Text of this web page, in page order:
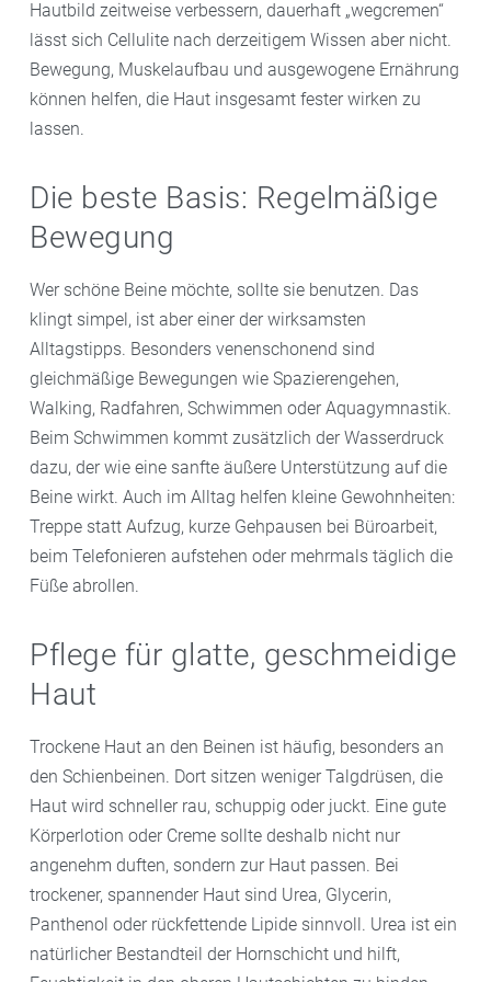
Hautbild zeitweise verbessern, dauerhaft „wegcremen“
lässt sich Cellulite nach derzeitigem Wissen aber nicht.
Bewegung, Muskelaufbau und ausgewogene Ernährung
können helfen, die Haut insgesamt fester wirken zu
lassen.
Die beste Basis: Regelmäßige
Bewegung
Wer schöne Beine möchte, sollte sie benutzen. Das
klingt simpel, ist aber einer der wirksamsten
Alltagstipps. Besonders venenschonend sind
gleichmäßige Bewegungen wie Spazierengehen,
Walking, Radfahren, Schwimmen oder Aquagymnastik.
Beim Schwimmen kommt zusätzlich der Wasserdruck
dazu, der wie eine sanfte äußere Unterstützung auf die
Beine wirkt. Auch im Alltag helfen kleine Gewohnheiten:
Treppe statt Aufzug, kurze Gehpausen bei Büroarbeit,
beim Telefonieren aufstehen oder mehrmals täglich die
Füße abrollen.
Pflege für glatte, geschmeidige
Haut
Trockene Haut an den Beinen ist häufig, besonders an
den Schienbeinen. Dort sitzen weniger Talgdrüsen, die
Haut wird schneller rau, schuppig oder juckt. Eine gute
Körperlotion oder Creme sollte deshalb nicht nur
angenehm duften, sondern zur Haut passen. Bei
trockener, spannender Haut sind Urea, Glycerin,
Panthenol oder rückfettende Lipide sinnvoll. Urea ist ein
natürlicher Bestandteil der Hornschicht und hilft,